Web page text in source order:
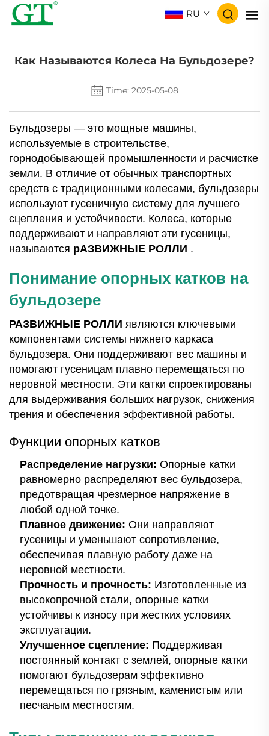
RU
Как Называются Колеса На Бульдозере?
Time: 2025-05-08
Бульдозеры — это мощные машины,
используемые в строительстве,
горнодобывающей промышленности и расчистке
земли. В отличие от обычных транспортных
средств с традиционными колесами, бульдозеры
используют гусеничную систему для лучшего
сцепления и устойчивости. Колеса, которые
поддерживают и направляют эти гусеницы,
называются рАЗВИЖНЫЕ РОЛЛИ .
Понимание опорных катков на
бульдозере
РАЗВИЖНЫЕ РОЛЛИ являются ключевыми
компонентами системы нижнего каркаса
бульдозера. Они поддерживают вес машины и
помогают гусеницам плавно перемещаться по
неровной местности. Эти катки спроектированы
для выдерживания больших нагрузок, снижения
трения и обеспечения эффективной работы.
Функции опорных катков
Распределение нагрузки: Опорные катки
равномерно распределяют вес бульдозера,
предотвращая чрезмерное напряжение в
любой одной точке.
Плавное движение: Они направляют
гусеницы и уменьшают сопротивление,
обеспечивая плавную работу даже на
неровной местности.
Прочность и прочность: Изготовленные из
высокопрочной стали, опорные катки
устойчивы к износу при жестких условиях
эксплуатации.
Улучшенное сцепление: Поддерживая
постоянный контакт с землей, опорные катки
помогают бульдозерам эффективно
перемещаться по грязным, каменистым или
песчаным местностям.